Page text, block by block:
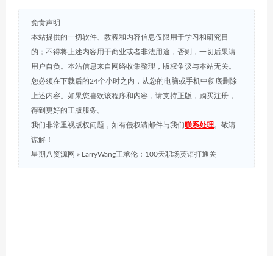
免责声明
本站提供的一切软件、教程和内容信息仅限用于学习和研究目
的；不得将上述内容用于商业或者非法用途，否则，一切后果请
用户自负。本站信息来自网络收集整理，版权争议与本站无关。
您必须在下载后的24个小时之内，从您的电脑或手机中彻底删除
上述内容。如果您喜欢该程序和内容，请支持正版，购买注册，
得到更好的正版服务。
我们非常重视版权问题，如有侵权请邮件与我们联系处理。敬请
谅解！
星期八资源网 » LarryWang王承伦：100天职场英语打通关